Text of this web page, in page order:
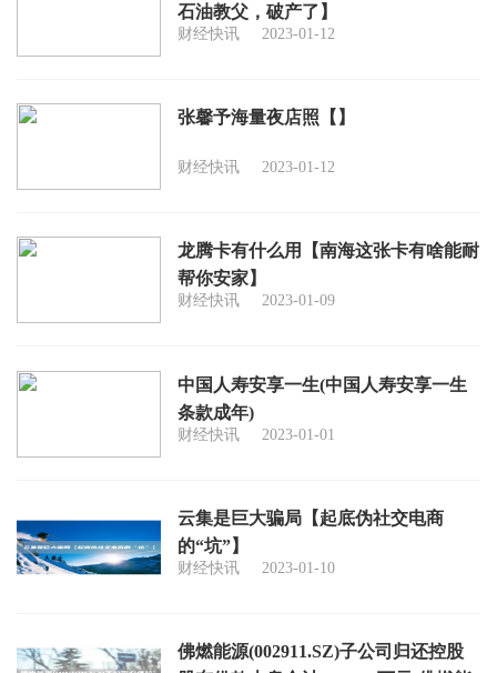
石油教父，破产了】
财经快讯 2023-01-12
张馨予海量夜店照【】
财经快讯 2023-01-12
龙腾卡有什么用【南海这张卡有啥能耐
帮你安家】
财经快讯 2023-01-09
中国人寿安享一生(中国人寿安享一生
条款成年)
财经快讯 2023-01-01
云集是巨大骗局【起底伪社交电商
的“坑”】
财经快讯 2023-01-10
佛燃能源(002911.SZ)子公司归还控股